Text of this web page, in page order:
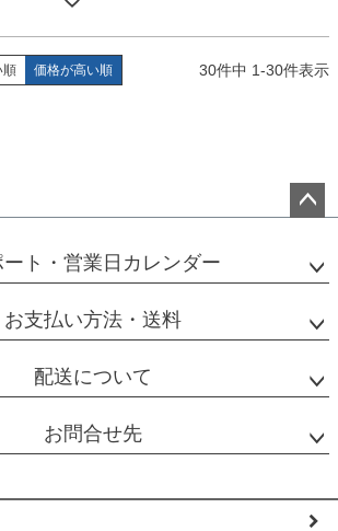
順 価格が高い順 30件中 1-30件表示
ップ
ト・営業日カレンダー
お支払い方法・送料
配送について
お問合せ先